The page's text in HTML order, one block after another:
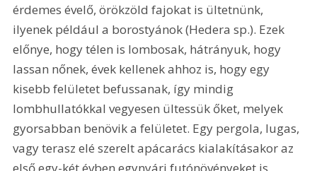
érdemes évelő, örökzöld fajokat is ültetnünk,
ilyenek például a borostyánok (Hedera sp.). Ezek
előnye, hogy télen is lombosak, hátrányuk, hogy
lassan nőnek, évek kellenek ahhoz is, hogy egy
kisebb felületet befussanak, így mindig
lombhullatókkal vegyesen ültessük őket, melyek
gyorsabban benövik a felületet. Egy pergola, lugas,
vagy terasz elé szerelt apácarács kialakításakor az
első egy-két évben egynyári futónövényeket is